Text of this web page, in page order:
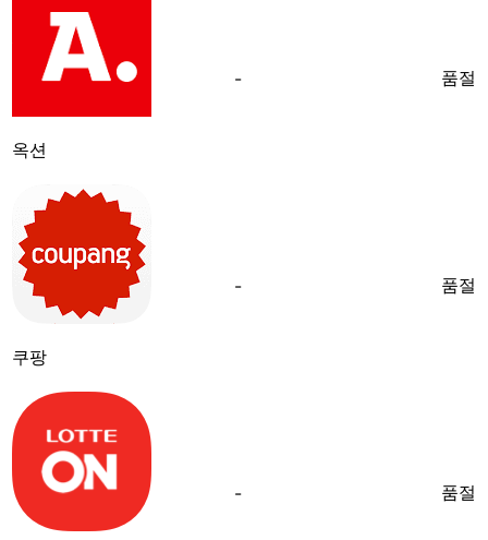
옥션
- 품절
쿠팡
- 품절
- 품절